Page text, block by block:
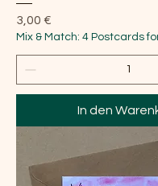
Preis
3,00 €
Mix & Match: 4 Postcards
In den